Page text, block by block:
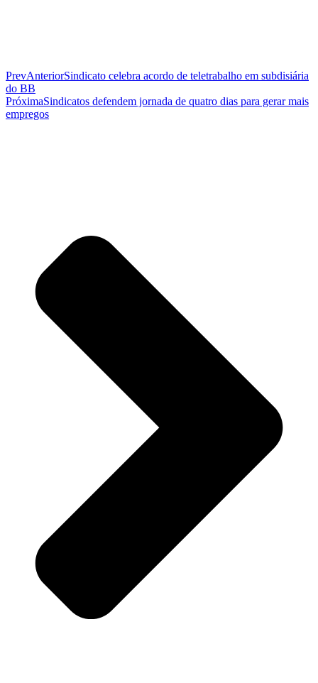
PrevAnteriorSindicato celebra acordo de teletrabalho em subdisiária
do BB
PróximaSindicatos defendem jornada de quatro dias para gerar mais
empregos